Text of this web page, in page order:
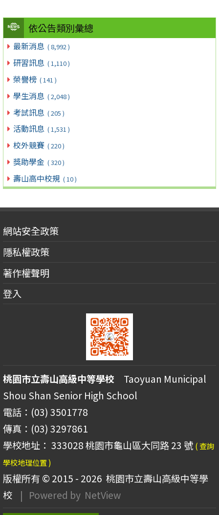
依公告類別彙總
最新消息 ( 8,992 )
研習訊息 ( 1,110 )
榮譽榜 ( 141 )
學生消息 ( 2,048 )
考試訊息 ( 205 )
活動訊息 ( 1,531 )
校外競賽 ( 220 )
獎助學金 ( 320 )
壽山高中校規 ( 10 )
網站安全政策
隱私權政策
著作權聲明
登入
桃園市立壽山高級中等學校 Taoyuan Municipal
Shou Shan Senior High School
電話：(03) 3501778
傳真：(03) 3297861
學校地址： 333028 桃園市龜山區大同路 23 號 ( 查詢
學校地理位置 )
版權所有 © 2015 - 2026 桃園市立壽山高級中等學
校
| Powered by NetView